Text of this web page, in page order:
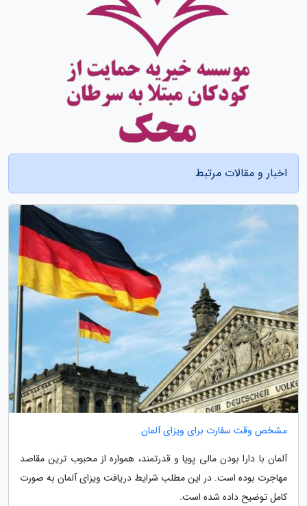
اخبار و مقالات مرتبط
مشخص وقت سفارت برای ویزای آلمان
آلمان با دارا بودن مالی پویا و قدرتمند، همواره از محبوب ترین مقاصد
مهاجرت بوده است. در این مطلب شرایط دریافت ویزای آلمان به صورت
کامل توضیح داده شده است.